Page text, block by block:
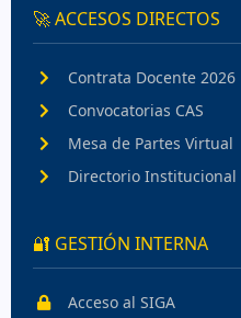
🚀 ACCESOS DIRECTOS
Contrata Docente 2026
Convocatorias CAS
Mesa de Partes Virtual
Directorio Institucional
🔐 GESTIÓN INTERNA
Acceso al SIGA